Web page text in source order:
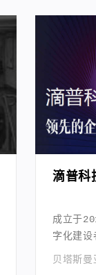
滴普科
成立于
字化建设
贝塔斯